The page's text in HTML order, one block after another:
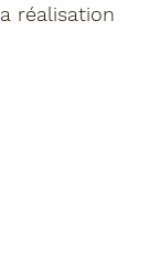
réalisation